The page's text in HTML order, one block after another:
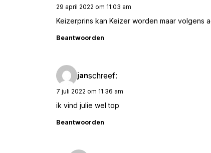
29 april 2022 om 11:03 am
Keizerprins kan Keizer worden maar volgens
Beantwoorden
janschreef:
7 juli 2022 om 11:36 am
ik vind julie wel top
Beantwoorden